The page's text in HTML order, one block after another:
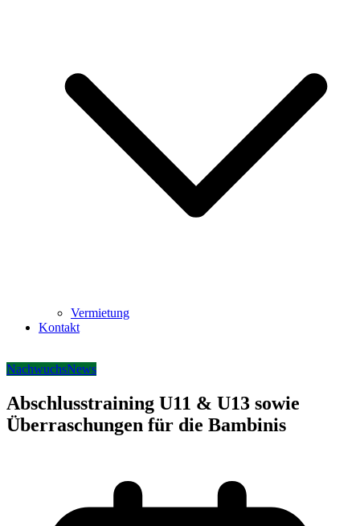
Vermietung
Kontakt
NachwuchsNews
Abschlusstraining U11 & U13 sowie
Überraschungen für die Bambinis